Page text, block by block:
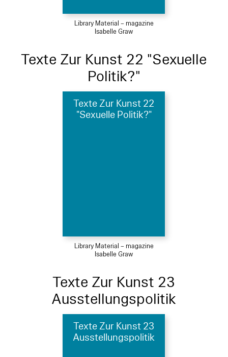
Library Material – magazine
Isabelle Graw
Texte Zur Kunst 22 "Sexuelle
Politik?"
Texte Zur Kunst 22
"Sexuelle Politik?"
Library Material – magazine
Isabelle Graw
Texte Zur Kunst 23
Ausstellungspolitik
Texte Zur Kunst 23
Ausstellungspolitik